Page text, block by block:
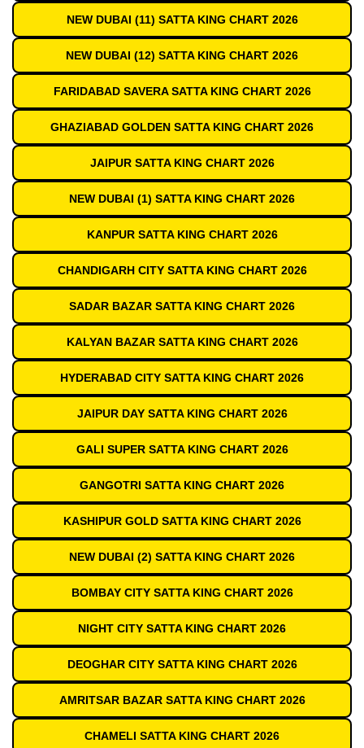
NEW DUBAI (11) SATTA KING CHART 2026
NEW DUBAI (12) SATTA KING CHART 2026
FARIDABAD SAVERA SATTA KING CHART 2026
GHAZIABAD GOLDEN SATTA KING CHART 2026
JAIPUR SATTA KING CHART 2026
NEW DUBAI (1) SATTA KING CHART 2026
KANPUR SATTA KING CHART 2026
CHANDIGARH CITY SATTA KING CHART 2026
SADAR BAZAR SATTA KING CHART 2026
KALYAN BAZAR SATTA KING CHART 2026
HYDERABAD CITY SATTA KING CHART 2026
JAIPUR DAY SATTA KING CHART 2026
GALI SUPER SATTA KING CHART 2026
GANGOTRI SATTA KING CHART 2026
KASHIPUR GOLD SATTA KING CHART 2026
NEW DUBAI (2) SATTA KING CHART 2026
BOMBAY CITY SATTA KING CHART 2026
NIGHT CITY SATTA KING CHART 2026
DEOGHAR CITY SATTA KING CHART 2026
AMRITSAR BAZAR SATTA KING CHART 2026
CHAMELI SATTA KING CHART 2026